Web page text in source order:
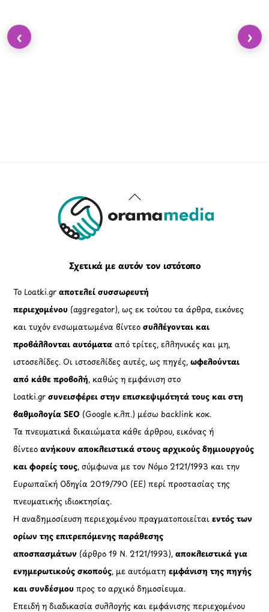
Back
To
Σχετικά με αυτόν τον ιστότοπο
Το Loatki.grαποτελεί συσσωρευτή
περιεχομένου (aggregator), ως εκ τούτου τα άρθρα, εικόνες
και τυχόν ενσωματωμένα βίντεοσυλλέγονται και
προβάλλονται αυτόματααπό τρίτες, ελληνικές και μη,
ιστοσελίδες. Οι ιστοσελίδες αυτές, ως πηγές,ωφελούνται
από κάθε προβολή, καθώς η εμφάνιση στο
Loatki.gr συνεισφέρει στην επισκεψιμότητά τους και στη
βαθμολογία SEO (Google κ.λπ.) μέσω backlink κοκ.
Τα πνευματικά δικαιώματα κάθε άρθρου, εικόνας ή
βίντεοανήκουν αποκλειστικά στους αρχικούς δημιουργούς
και φορείς τους, σύμφωνα με τον Νόμο 2121/1993 και την
Ευρωπαϊκή Οδηγία 2019/790 (ΕΕ) περί προστασίας της
πνευματικής ιδιοκτησίας.
Η αναδημοσίευση περιεχομένου πραγματοποιείταιεντός των
ορίων της επιτρεπόμενης παράθεσης
αποσπασμάτων (άρθρο 19 Ν. 2121/1993), αποκλειστικά για
ενημερωτικούς σκοπούς, με αυτόματηεμφάνιση της πηγής
και συνδέσμου προς το αρχικό δημοσίευμα.
Επειδή η διαδικασία συλλογής και εμφάνισης περιεχομένου
‹ ›